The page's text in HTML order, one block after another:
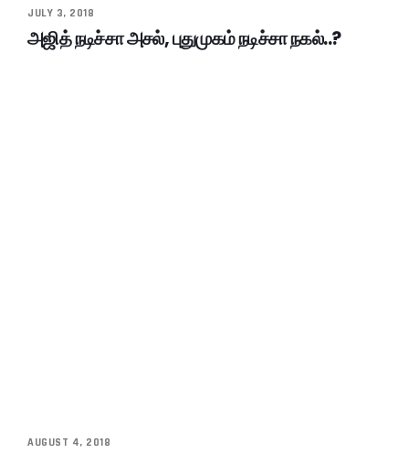
JULY 3, 2018
அஜித் நடிச்சா அசல், புதுமுகம் நடிச்சா நகல்..?
AUGUST 4, 2018